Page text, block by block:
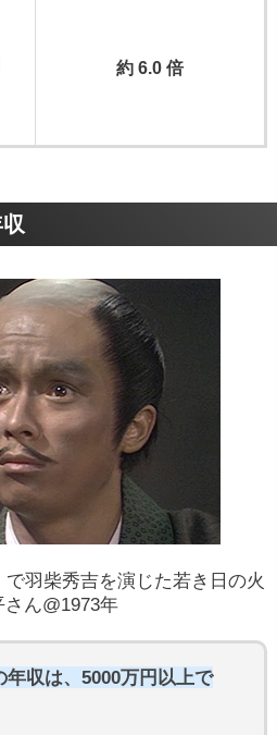
約 6.0 倍
で羽柴秀吉を演じた若き日の火
さん@1973年
年収は、5000万円以上で